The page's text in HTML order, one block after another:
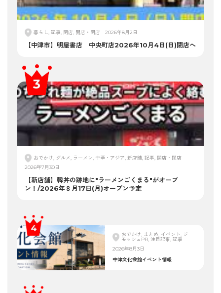
暮らし, 記事, 閉店, 開店・閉店 2026年8月2日
【中津市】明屋書店 中央町店2026年10月4日(日)閉店へ
おでかけ, グルメ, ラーメン, 中華・アジア, 新店舗, 記事, 開店・閉店
2026年7月30日
【新店舗】韓丼の跡地に"ラーメンごくまる"がオープ
ン！/2026年８月17日(月)オープン予定
おでかけ, まとめ, イベント, ジ
モッシュPR, 注目記事, 記事
2026年8月3日
中津文化会館イベント情報